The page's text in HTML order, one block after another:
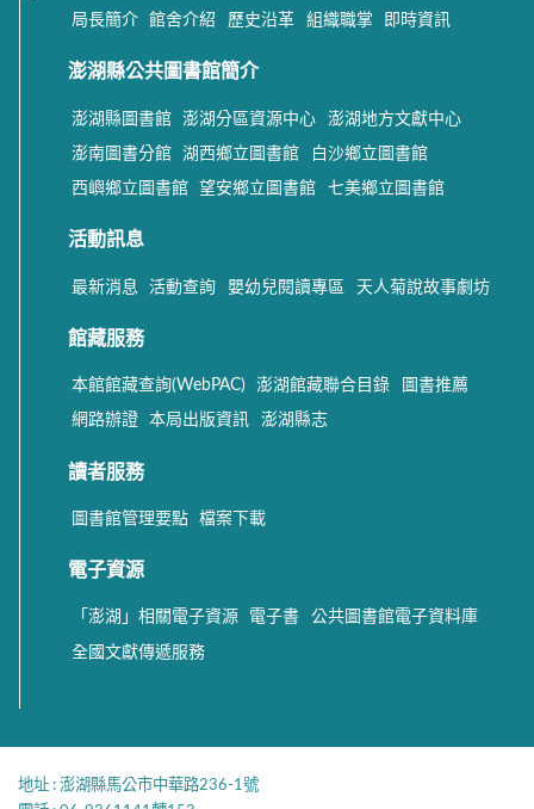
局長簡介 館舍介紹 歷史沿革 組織職掌 即時資訊
澎湖縣公共圖書館簡介
澎湖縣圖書館 澎湖分區資源中心 澎湖地方文獻中心
澎南圖書分館 湖西鄉立圖書館 白沙鄉立圖書館
西嶼鄉立圖書館 望安鄉立圖書館 七美鄉立圖書館
活動訊息
最新消息 活動查詢 嬰幼兒閱讀專區 天人菊說故事劇坊
館藏服務
本館館藏查詢(WebPAC) 澎湖館藏聯合目錄 圖書推薦
網路辦證 本局出版資訊 澎湖縣志
讀者服務
圖書館管理要點 檔案下載
電子資源
「澎湖」相關電子資源 電子書 公共圖書館電子資料庫
全國文獻傳遞服務
地址 : 澎湖縣馬公市中華路236-1號